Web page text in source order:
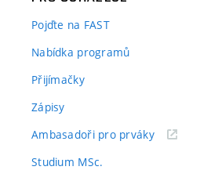
Pojďte na FAST
Nabídka programů
Přijímačky
Zápisy
Ambasadoři pro prváky(externí
Studium MSc.